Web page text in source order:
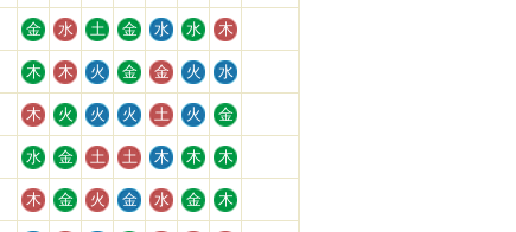
金 水 土 金 水 水 木
木 木 火 金 金 火 水
木 火 火 火 土 火 金
水 金 土 土 木 木 木
木 金 火 金 水 金 木